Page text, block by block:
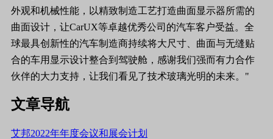
外观和机械性能，以精致制造工艺打造曲面显示器所需的
曲面设计，让CarUX等卓越优秀公司的汽车客户受益。全
球最具创新性的汽车制造商持续将大尺寸、曲面与无缝贴
合的车用显示设计整合到驾驶舱，感谢我们强而有力合作
伙伴的大力支持，让我们看见了技术玻璃光明的未来。"
文章导航
艾邦2022年年度会议和展会计划